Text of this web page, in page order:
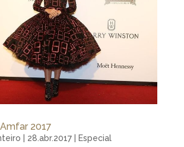
2017
28.abr.2017| Especial